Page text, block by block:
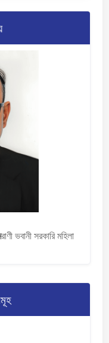
রাণী ভবানী সরকারি মহিলা